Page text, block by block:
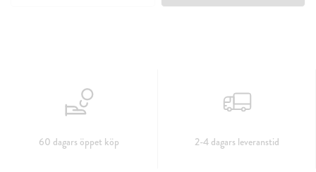
60 dagars öppet köp 2-4 dagars leveranstid